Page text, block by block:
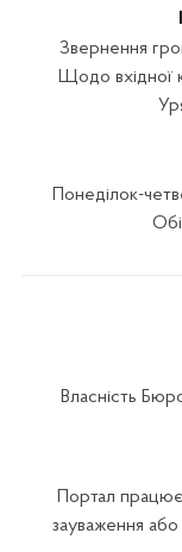
Звернення
Щодо вхідної
Понеділок-
Власність
Портал
зауваження або